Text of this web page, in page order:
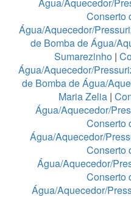
Água/Aquecedor/
Conserto
Água/Aquecedor/
de Bomba de Água/
Sumarezinho|
Água/Aquecedor/
de Bomba de Água/
Maria Zelia |
Água/Aquecedor/
Conserto
Água/Aquecedor/
Conserto
Água/Aquecedor/
Conserto
Água/Aquecedor/